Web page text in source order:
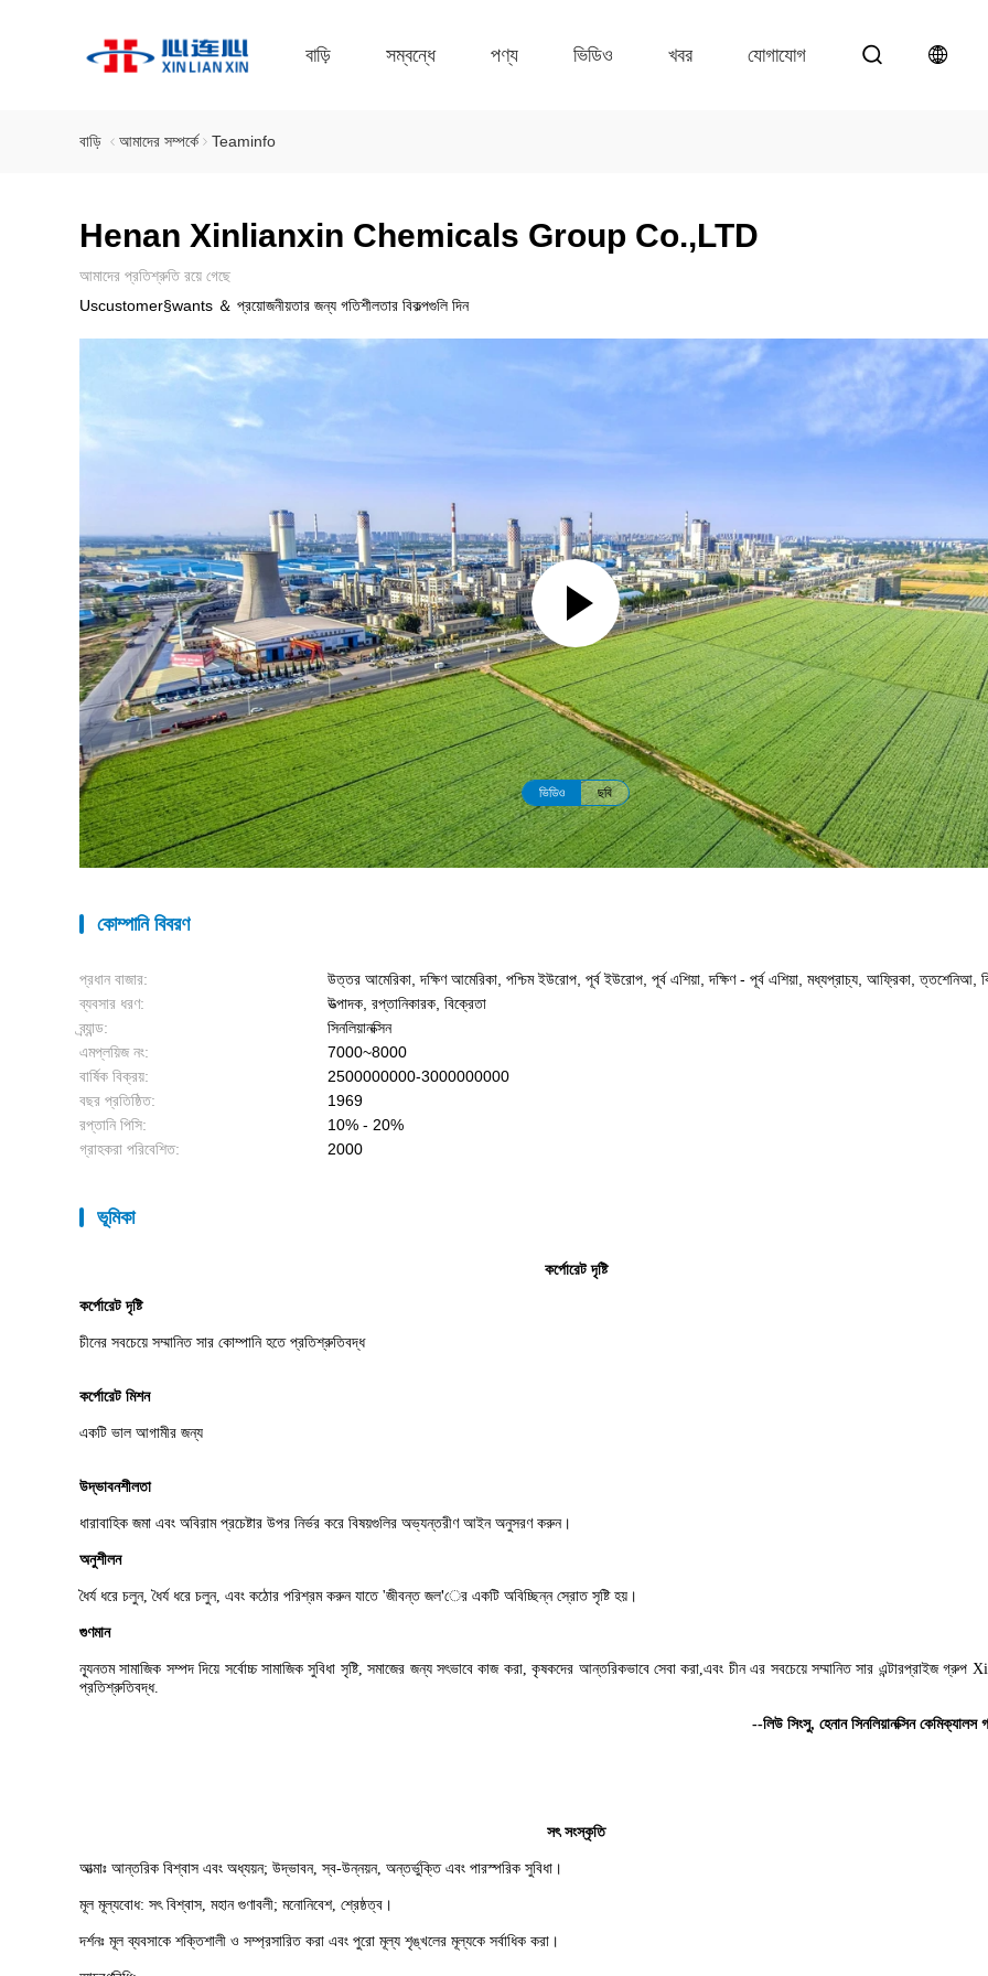
বাড়ি সম্বন্ধে পণ্য ভিডিও খবর যোগাযোগ
বাড়ি আমাদের সম্পর্কে Teaminfo
Henan Xinlianxin Chemicals Group Co.,LTD
আমাদের প্রতিশ্রুতি রয়ে গেছে
Uscustomer§wants ＆ প্রয়োজনীয়তার জন্য গতিশীলতার বিকল্পগুলি দিন
ভিডিও ছবি
কোম্পানি বিবরণ
প্রধান বাজার:
উত্তর আমেরিকা, দক্ষিণ আমেরিকা, পশ্চিম ইউরোপ, পূর্ব ইউরোপ, পূর্ব এশিয়া, দক্ষিণ - পূর্ব এশিয়া, মধ্যপ্রাচ্য, আফ্রিকা, ত্তশেনিআ,
ব্যবসার ধরণ:
উত্পাদক, রপ্তানিকারক, বিক্রেতা
ব্র্যান্ড:
সিনলিয়ানক্সিন
এমপ্লয়িজ নং:
7000~8000
বার্ষিক বিক্রয়:
2500000000-3000000000
বছর প্রতিষ্ঠিত:
1969
রপ্তানি পিসি:
10% - 20%
গ্রাহকরা পরিবেশিত:
2000
ভূমিকা
কর্পোরেট দৃষ্টি
কর্পোরেট দৃষ্টি
চীনের সবচেয়ে সম্মানিত সার কোম্পানি হতে প্রতিশ্রুতিবদ্ধ
কর্পোরেট মিশন
একটি ভাল আগামীর জন্য
উদ্ভাবনশীলতা
ধারাবাহিক জমা এবং অবিরাম প্রচেষ্টার উপর নির্ভর করে বিষয়গুলির অভ্যন্তরীণ আইন অনুসরণ করুন।
অনুশীলন
ধৈর্য ধরে চলুন, ধৈর্য ধরে চলুন, এবং কঠোর পরিশ্রম করুন যাতে 'জীবন্ত জল'ের একটি অবিচ্ছিন্ন স্রোত সৃষ্টি হয়।
গুণমান
ন্যূনতম সামাজিক সম্পদ দিয়ে সর্বোচ্চ সামাজিক সুবিধা সৃষ্টি, সমাজের জন্য সৎভাবে কাজ করা, কৃষকদের আন্তরিকভাবে সেবা করা,এবং চীন এর সবচেয়ে সম্মানিত সার এন্টারপ্রাইজ
প্রতিশ্রুতিবদ্ধ.
--লিউ সিংসু, হেনান সিনলিয়ানক্সিন কেমিক্যালস